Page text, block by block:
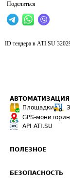
Поделиться
ID тендера в ATI.SU
Площадки
GPS-
API ATI.SU
ПОЛЕЗНОЕ
Звезды ATI.SU на
БЕЗОПАСНОСТЬ